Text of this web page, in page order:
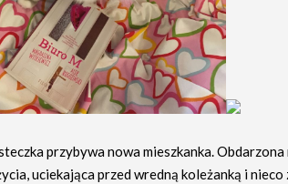
przybywa nowa mieszkanka.
uciekająca przed wredną koleżanką i